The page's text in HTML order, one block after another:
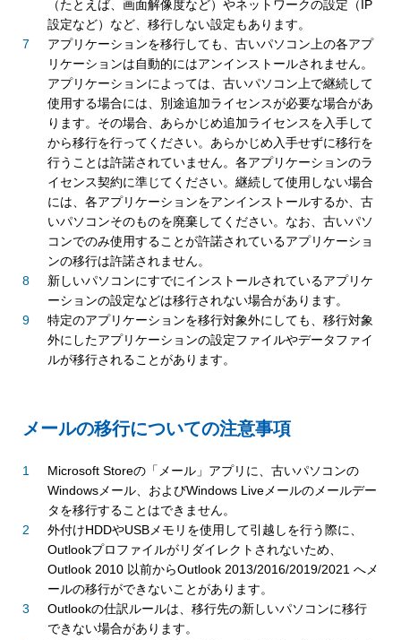
（たとえば、画面解像度など）やネットワークの設定（IP
設定など）など、移行しない設定もあります。
アプリケーションを移行しても、古いパソコン上の各アプ
リケーションは自動的にはアンインストールされません。
アプリケーションによっては、古いパソコン上で継続して
使用する場合には、別途追加ライセンスが必要な場合があ
ります。その場合、あらかじめ追加ライセンスを入手して
から移行を行ってください。あらかじめ入手せずに移行を
行うことは許諾されていません。各アプリケーションのラ
イセンス契約に準じてください。継続して使用しない場合
には、各アプリケーションをアンインストールするか、古
いパソコンそのものを廃棄してください。なお、古いパソ
コンでのみ使用することが許諾されているアプリケーショ
ンの移行は許諾されません。
新しいパソコンにすでにインストールされているアプリケ
ーションの設定などは移行されない場合があります。
特定のアプリケーションを移行対象外にしても、移行対象
外にしたアプリケーションの設定ファイルやデータファイ
ルが移行されることがあります。
メールの移行についての注意事項
Microsoft Storeの「メール」アプリに、古いパソコンの
Windowsメール、およびWindows Liveメールのメールデー
タを移行することはできません。
外付けHDDやUSBメモリを使用して引越しを行う際に、
Outlookプロファイルがリダイレクトされないため、
Outlook 2010 以前からOutlook 2013/2016/2019/2021 へメ
ールの移行ができないことがあります。
Outlookの仕訳ルールは、移行先の新しいパソコンに移行
できない場合があります。